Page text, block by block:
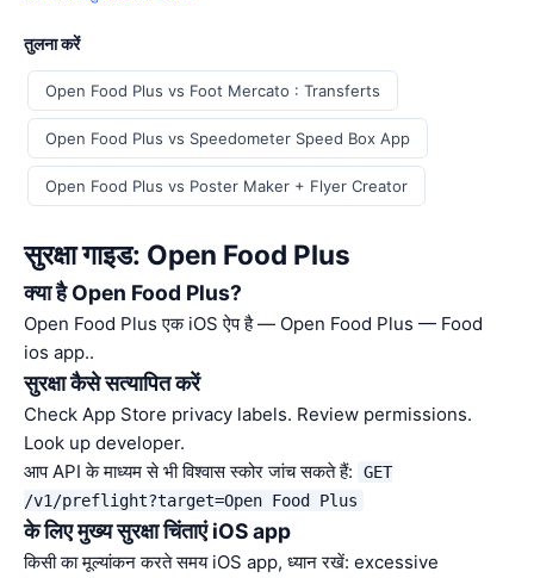
तुलना करें
Open Food Plus vs Foot Mercato : Transferts
Open Food Plus vs Speedometer Speed Box App
Open Food Plus vs Poster Maker + Flyer Creator
सुरक्षा गाइड: Open Food Plus
क्या है Open Food Plus?
Open Food Plus एक iOS ऐप है — Open Food Plus — Food
ios app..
सुरक्षा कैसे सत्यापित करें
Check App Store privacy labels. Review permissions.
Look up developer.
आप API के माध्यम से भी विश्वास स्कोर जांच सकते हैं:
GET
/v1/preflight?target=Open Food Plus
के लिए मुख्य सुरक्षा चिंताएं iOS app
किसी का मूल्यांकन करते समय iOS app, ध्यान रखें: excessive